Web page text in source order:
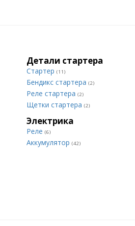
Детали стартера
Стартер (11)
Бендикс стартера (2)
Реле стартера (2)
Щетки стартера (2)
Электрика
Реле (6)
Аккумулятор (42)